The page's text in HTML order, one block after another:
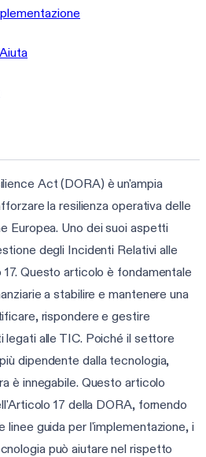
Act (DORA) è un'ampia
la resilienza operativa delle
Europea. Uno dei suoi aspetti
degli Incidenti Relativi alle
Questo articolo è fondamentale
a stabilire e mantenere una
rispondere e gestire
alle TIC. Poiché il settore
dipendente dalla tecnologia,
è innegabile. Questo articolo
17 della DORA, fornendo
linee guida per l'implementazione, i
può aiutare nel rispetto